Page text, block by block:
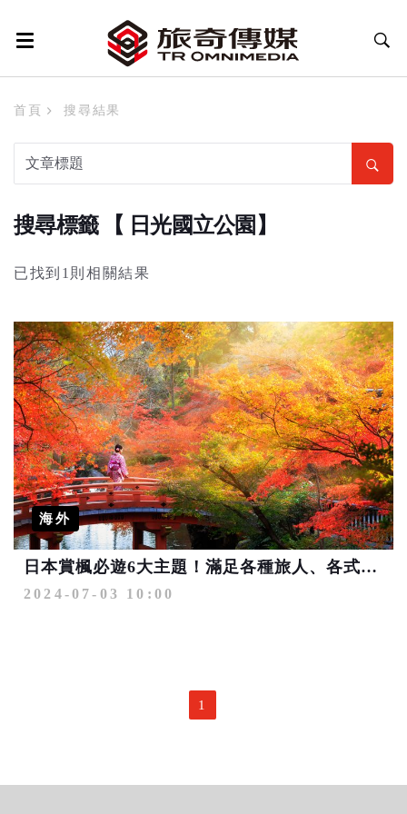
首頁 搜尋結果
搜尋標籤 【 日光國立公園】
已找到1則相關結果
海外
日本賞楓必遊6大主題！滿足各種旅人、各式玩法 限量優惠第2人最高省4千
2024-07-03 10:00
1